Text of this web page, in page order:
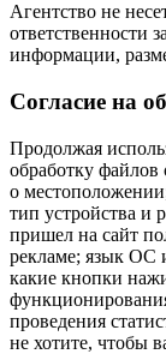
Агентство не
ответственности
информации,
Cогласие на
Продолжая
обработку файлов
о
тип устройства и
пришел на сайт
рекламе; язык ОС
какие кнопки
проведения
не хотите, чтобы